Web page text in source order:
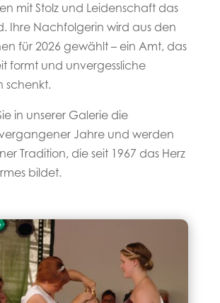
mit Stolz und Leidenschaft das
Ihre Nachfolgerin wird aus den
für 2026 gewählt – ein Amt, das
formt und unvergessliche
schenkt.
in unserer Galerie die
Jahre und werden
Tradition, die seit 1967 das Herz
bildet.